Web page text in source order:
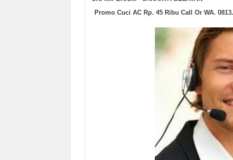
Promo Cuci AC Rp. 45 Ribu Call Or WA.